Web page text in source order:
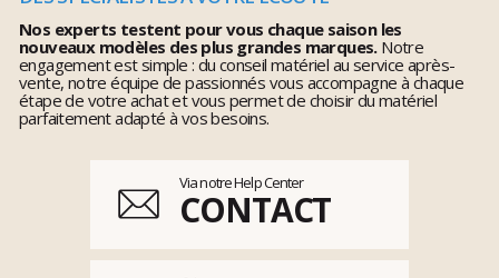
Nos experts testent pour vous chaque saison les
nouveaux modèles des plus grandes marques.Notre
engagement est simple : du conseil matériel au service après-
vente, notre équipe de passionnés vous accompagne à chaque
étape de votre achat et vous permet de choisir du matériel
parfaitement adapté à vos besoins.
Via notre Help Center
CONTACT